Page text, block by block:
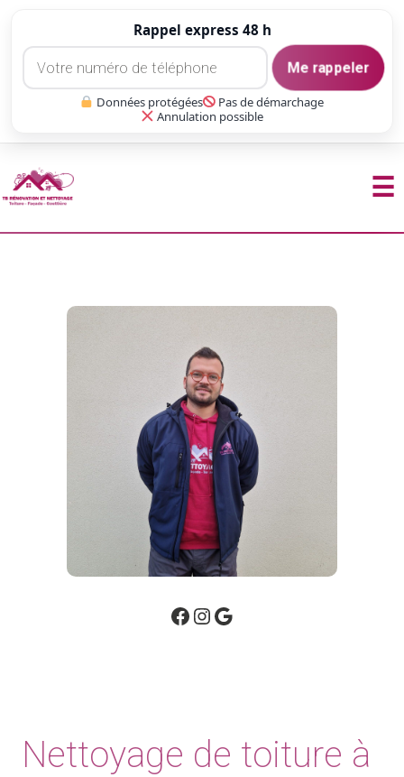
Rappel express 48 h
Me rappeler
Données protégées
Pas de démarchage
Annulation possible
☰
Facebook Instagram Google
Nettoyage de toiture à